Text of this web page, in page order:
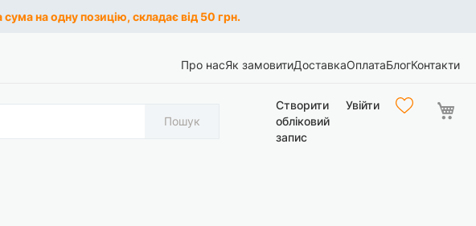
на одну позицію, складає від 50 грн.
Про насЯк замовитиДоставкаОплатаБлогКонтакти
Пошук
Створити
обліковий
запис
Увійти